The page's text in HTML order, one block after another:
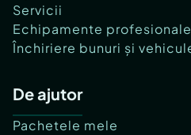
Servicii
Echipamente
Închiriere bunuri și
De ajutor
Pachetele mele